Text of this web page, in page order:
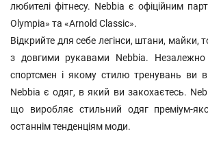
любителі фітнесу. Nebbia є офіційним
Olympia» та «Arnold Classic».
Відкрийте для себе легінси, штани, майки,
з довгими рукавами Nebbia.
спортсмен і якому стилю тренувань ви
Nebbia є одяг, в який ви закохаєтесь.
що виробляє стильний одяг преміум-
останнім тенденціям моди.